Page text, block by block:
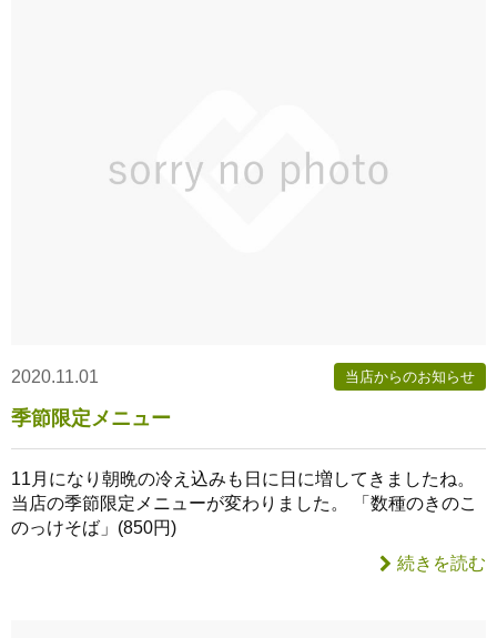
季節限定メニュー
2020.11.01 当店からのお知らせ
11月になり朝晩の冷え込みも日に日に増してきましたね。
当店の季節限定メニューが変わりました。 「数種のきのこ
のっけそば」(850円)
続きを読む